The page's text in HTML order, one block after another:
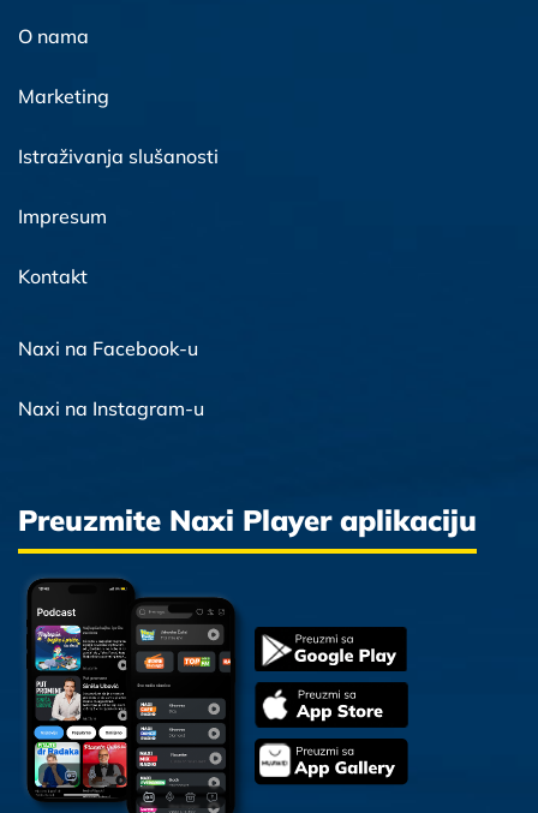
O nama
Marketing
Istraživanja slušanosti
Impresum
Kontakt
Naxi na Facebook-u
Naxi na Instagram-u
Preuzmite Naxi Player aplikaciju